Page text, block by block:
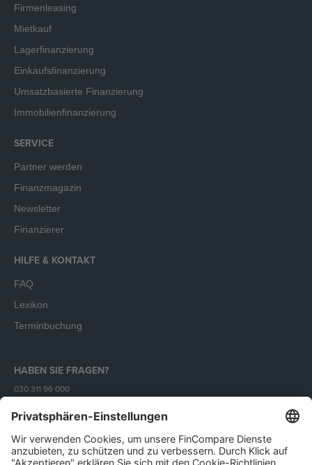
Firmenleasing
Mietkauf
Lagerfinanzierung
Einkaufsfinanzierung
Umsatzbasierte Finanzierung
Immobilienfinanzierung
SERVICE
Partner werden
Finanzmagazin
Newsletter
Finanzierer
HILFE & KONTAKT
FAQ
Lexikon
Terminbuchung
HABEN SIE FRAGEN?
030 311 96 000
Mo - Fr (9 - 18 Uhr)